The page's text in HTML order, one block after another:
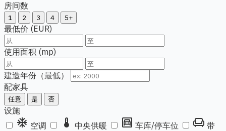
房间数
1 2 3 4 5+
最低价 (EUR)
使用面积 (mp)
建造年份（最低）
配家具
任意 是 否
设施
ac_unit 空调 thermostat 中央供暖 garage 车库/停车位 chair 带